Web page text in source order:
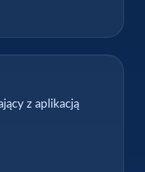
z aplikacją